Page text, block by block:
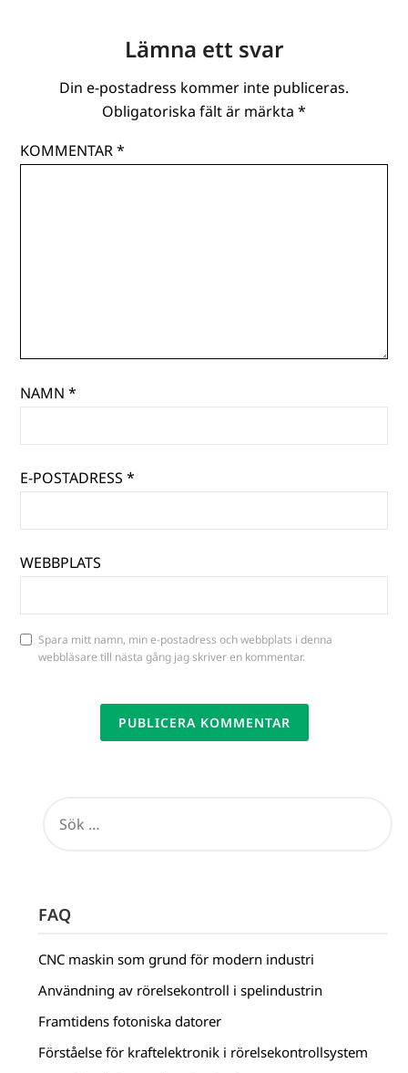
Lämna ett svar
Din e-postadress kommer inte publiceras.
Obligatoriska fält är märkta *
KOMMENTAR*
NAMN*
E-POSTADRESS*
WEBBPLATS
Spara mitt namn, min e-postadress och webbplats i denna
webbläsare till nästa gång jag skriver en kommentar.
FAQ
CNC maskin som grund för modern industri
Användning av rörelsekontroll i spelindustrin
Framtidens fotoniska datorer
Förståelse för kraftelektronik i rörelsekontrollsystem